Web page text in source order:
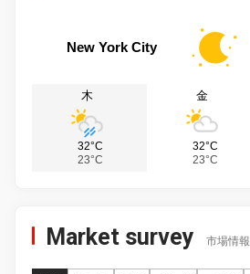
New York City
木
32°C
23°C
金
32°C
23°C
Market survey 市場情報